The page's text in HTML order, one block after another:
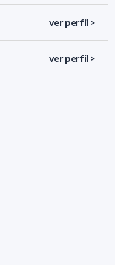
ver perfil >
ver perfil >